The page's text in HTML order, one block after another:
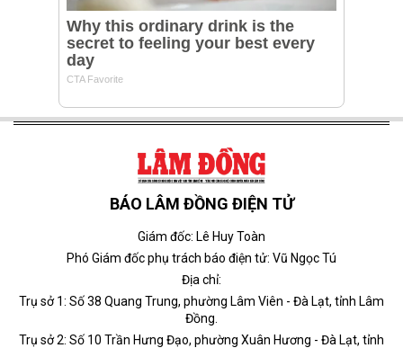
BÁO LÂM ĐỒNG ĐIỆN TỬ
Giám đốc: Lê Huy Toàn
Phó Giám đốc phụ trách báo điện tử: Vũ Ngọc Tú
Địa chỉ:
Trụ sở 1: Số 38 Quang Trung, phường Lâm Viên - Đà Lạt, tỉnh Lâm
Đồng.
Trụ sở 2: Số 10 Trần Hưng Đạo, phường Xuân Hương - Đà Lạt, tỉnh